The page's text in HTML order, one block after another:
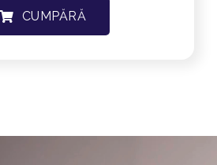
CUMPĂRĂ